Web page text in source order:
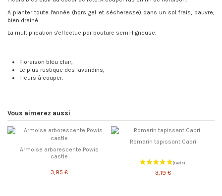
A planter toute l'année (hors gel et sécheresse) dans un sol frais, pauvre,
bien drainé.
La multiplication s'effectue par bouture semi-ligneuse.
Floraison bleu clair,
Le plus rustique des lavandins,
Fleurs à couper.
Vous aimerez aussi
Armoise arborescente Powis
castle
3,85 €
Romarin tapissant Capri
3,19 €